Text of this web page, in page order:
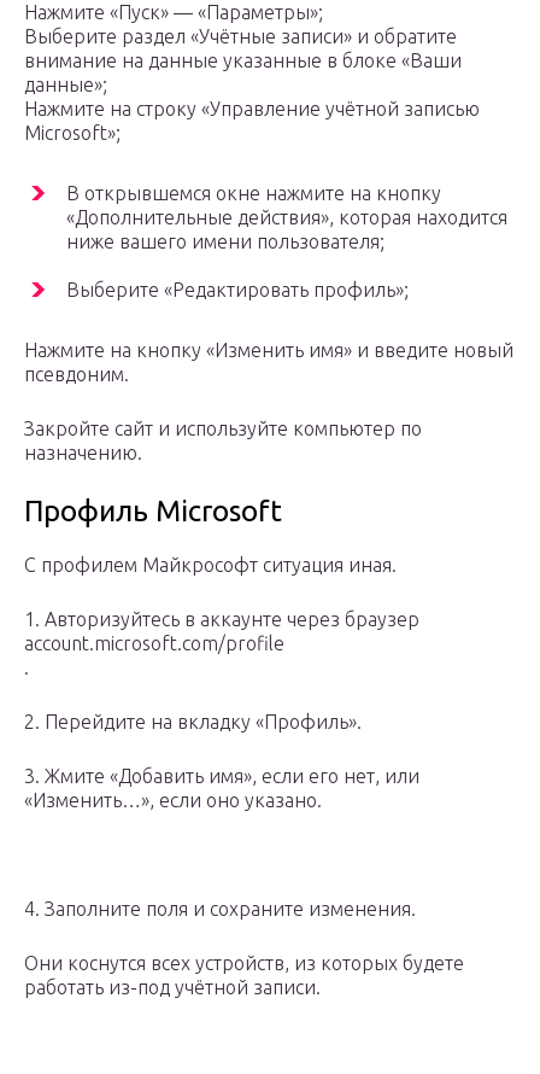
Нажмите «Пуск» — «Параметры»;
Выберите раздел «Учётные записи» и обратите
внимание на данные указанные в блоке «Ваши
данные»;
Нажмите на строку «Управление учётной записью
Microsoft»;
В открывшемся окне нажмите на кнопку
«Дополнительные действия», которая находится
ниже вашего имени пользователя;
Выберите «Редактировать профиль»;
Нажмите на кнопку «Изменить имя» и введите новый
псевдоним.
Закройте сайт и используйте компьютер по
назначению.
Профиль Microsoft
С профилем Майкрософт ситуация иная.
1. Авторизуйтесь в аккаунте через браузер
account.microsoft.com/profile
.
2. Перейдите на вкладку «Профиль».
3. Жмите «Добавить имя», если его нет, или
«Изменить…», если оно указано.
4. Заполните поля и сохраните изменения.
Они коснутся всех устройств, из которых будете
работать из-под учётной записи.